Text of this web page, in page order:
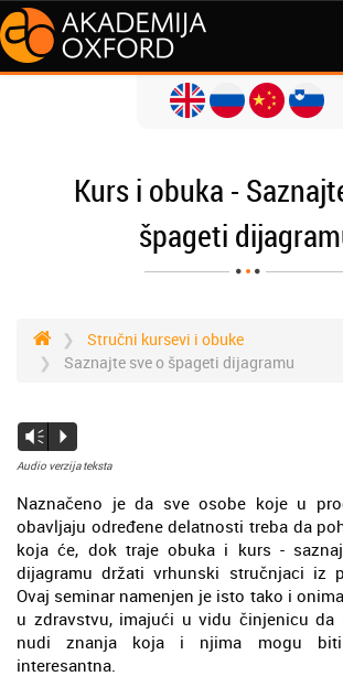
Kurs i obuka -
špageti
Stručni kursevi i obuke
Saznajte sve o špageti dijagramu
Vm
P
Audio verzija teksta
Naznačeno je da sve osobe koje u
obavljaju određene delatnosti treba da
koja će, dok traje obuka i kurs -
dijagramu držati vrhunski stručnjaci iz
Ovaj seminar namenjen je isto tako i
u zdravstvu, imajući u vidu činjenicu da
nudi znanja koja i njima mogu
interesantna.